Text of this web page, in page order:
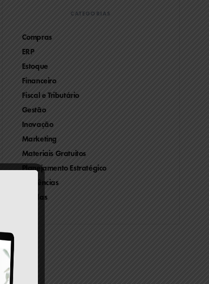
CATEGORIAS
Compras
ERP
Estoque
Financeiro
Fiscal e Tributário
Gestão
Inovação
Marketing
Materiais Gratuitos
Planejamento Estratégico
Tendências
Vendas